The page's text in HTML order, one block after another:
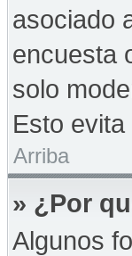
asociado
encuesta
solo
Esto
Arriba
» ¿Por
Algunos